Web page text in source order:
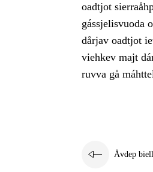
oadtjot
gássjelisvuoda
dårjav oadtjot
viehkev majt
ruvva gå
Åvdep